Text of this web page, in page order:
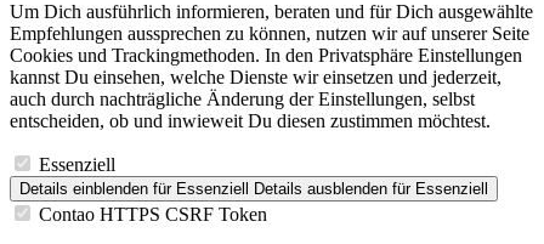
Um Dich ausführlich informieren, beraten und für Dich ausgewählte
Empfehlungen aussprechen zu können, nutzen wir auf unserer Seite
Cookies und Trackingmethoden. In den Privatsphäre Einstellungen
kannst Du einsehen, welche Dienste wir einsetzen und jederzeit,
auch durch nachträgliche Änderung der Einstellungen, selbst
entscheiden, ob und inwieweit Du diesen zustimmen möchtest.
Essenziell
Details einblenden für Essenziell Details ausblenden für Essenziell
Contao HTTPS CSRF Token